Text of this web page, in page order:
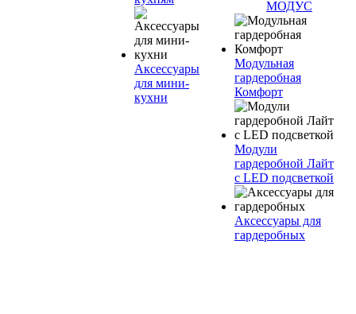
Аксессуары
для мини-
кухни
МОДУС
Модульная
гардеробная
Комфорт
Модули
гардеробной Лайт
с LED подсветкой
Аксессуары для
гардеробных